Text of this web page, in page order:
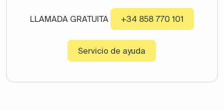
LLAMADA GRATUITA +34 858 770 101
Servicio de ayuda